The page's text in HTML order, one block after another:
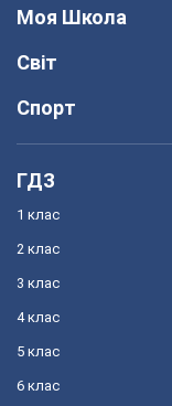
Моя Школа
Світ
Спорт
ГДЗ
1 клас
2 клас
3 клас
4 клас
5 клас
6 клас